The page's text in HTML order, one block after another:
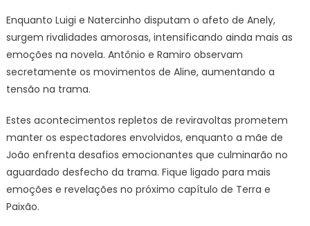
Enquanto Luigi e Natercinho disputam o afeto de Anely,
surgem rivalidades amorosas, intensificando ainda mais as
emoções na novela. Antônio e Ramiro observam
secretamente os movimentos de Aline, aumentando a
tensão na trama.
Estes acontecimentos repletos de reviravoltas prometem
manter os espectadores envolvidos, enquanto a mãe de
João enfrenta desafios emocionantes que culminarão no
aguardado desfecho da trama. Fique ligado para mais
emoções e revelações no próximo capítulo de Terra e
Paixão.